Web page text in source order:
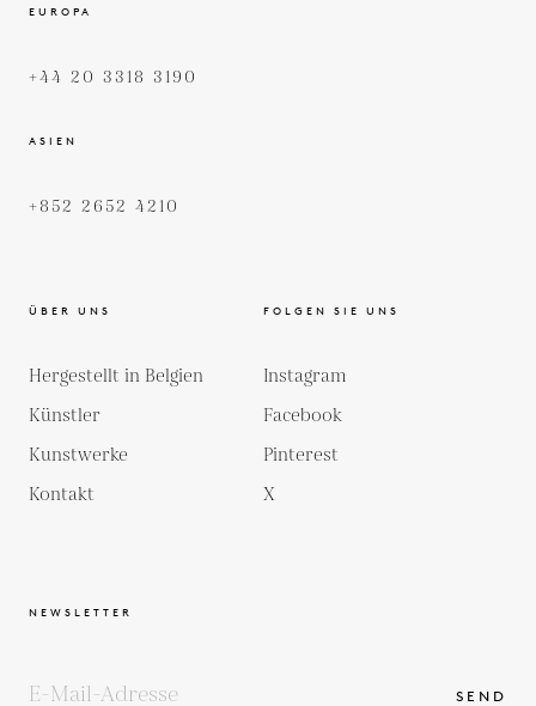
EUROPA
+44 20 3318 3190
ASIEN
+852 2652 4210
ÜBER UNS
Hergestellt in Belgien
Künstler
Kunstwerke
Kontakt
FOLGEN SIE UNS
Instagram
Facebook
Pinterest
X
NEWSLETTER
SEND